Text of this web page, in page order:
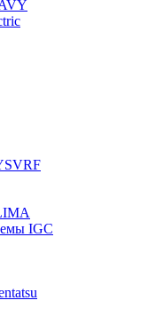
IGC